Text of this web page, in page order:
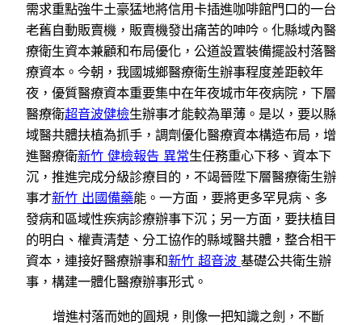
需求重點強牛土豪猛地將信用卡插進咖啡館門口的一台
老舊自動販賣機，販賣機發出痛苦的呻吟。化縣域內醫
療衛生資本兼顧和布局優化，公道設置裝備擺設村落醫
療資本。今朝，我國城鄉醫療衛生辦事程度差距較年
夜，優質醫療資本重要集中在年夜城市年夜病院，下層
醫療衛超音波健檢生辦事才能較為單薄。是以，要以縣
域醫共體扶植為抓手，調劑優化醫療資本構造布局，增
進醫療衛新竹 健檢報告 異常生任務重心下移、資本下
沉，推進完成分級診療目的，不竭晉陞下層醫療衛生辦
事才新竹 出國備藥能。一方面，要將更多罕見病、多
發病和區域性疾病診療辦事下沉；另一方面，要扶植目
的明白、權責清楚、分工協作的縣域醫共體，整合相干
資本，連接好醫療辦事和新竹 超音波 基礎公共衛生辦
事，構建一體化醫療辦事形式。
增進村落而她的圓規，則像一把知識之劍，不斷